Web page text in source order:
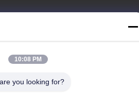
Schrittmotor Lieferant. Copyright-©
Rechte vorbehalten.
10:08 PM
you looking for?